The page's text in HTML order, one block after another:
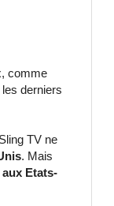
comme
derniers
TV ne
. Mais
Etats-